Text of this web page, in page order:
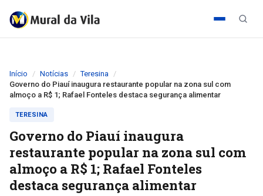
Início Notícias
Teresina
Governo do Piauí inaugura restaurante popular na zona sul com
almoço a R$ 1; Rafael Fonteles destaca segurança alimentar
TERESINA
Governo do Piauí inaugura
restaurante popular na zona sul com
almoço a R$ 1; Rafael Fonteles
destaca segurança alimentar